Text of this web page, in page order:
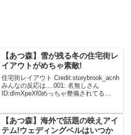
【あつ森】雪が残る冬の住宅街レ
イアウトがめちゃ素敵!
住宅街レイアウト Credit:storybrook_acnh
みんなの反応は....001: 名無しさん
ID:dImXpeXf0めっちゃ整備されてる
【あつ森】海外で話題の映えアイ
テム!ウェディングベルはいつか